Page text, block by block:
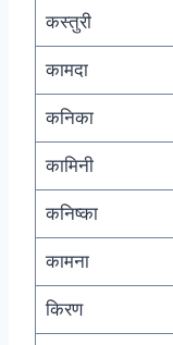
कस्तुरी
कामदा
कनिका
कामिनी
कनिष्का
कामना
किरण